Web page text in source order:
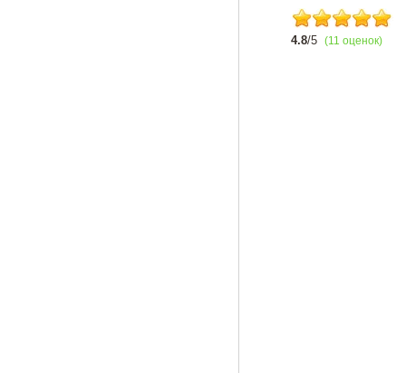
4.8/5 (11 оценок)